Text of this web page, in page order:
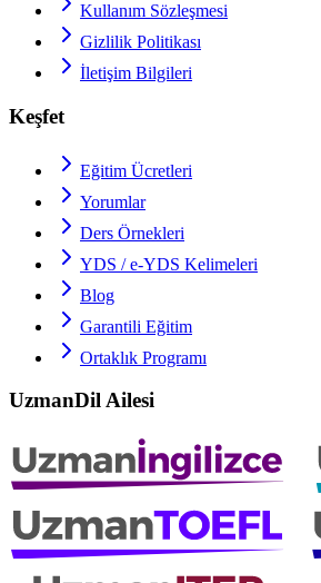
Kullanım Sözleşmesi
Gizlilik Politikası
İletişim Bilgileri
Keşfet
Eğitim Ücretleri
Yorumlar
Ders Örnekleri
YDS / e-YDS Kelimeleri
Blog
Garantili Eğitim
Ortaklık Programı
UzmanDil Ailesi